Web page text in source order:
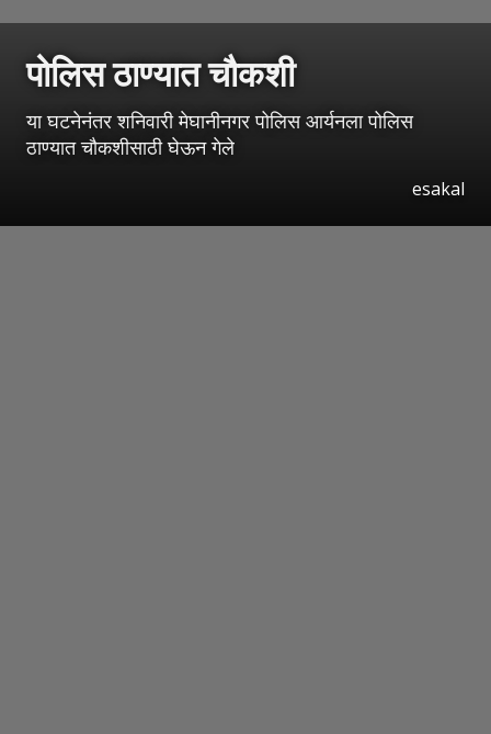
पोलिस ठाण्यात चौकशी
या घटनेनंतर शनिवारी मेघानीनगर पोलिस आर्यनला पोलिस
ठाण्यात चौकशीसाठी घेऊन गेले
esakal